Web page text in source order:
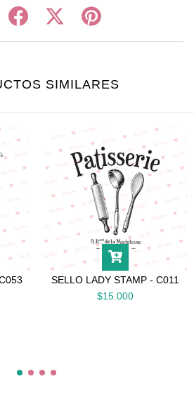
SIMILARES
SELLO LADY STAMP - C011
$15.000